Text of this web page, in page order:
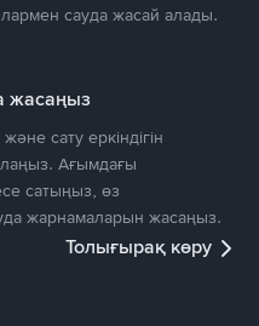
сауда жасай алады.
жасаңыз
сату еркіндігін
Ағымдағы
сатыңыз, өз
жарнамаларын жасаңыз.
Толығырақ көру